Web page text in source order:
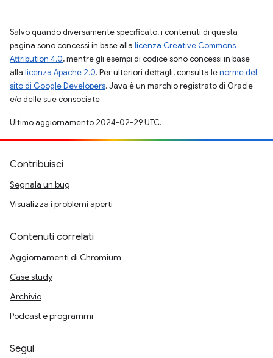
Salvo quando diversamente specificato, i contenuti di questa
pagina sono concessi in base alla licenza Creative Commons
Attribution 4.0, mentre gli esempi di codice sono concessi in base
alla licenza Apache 2.0. Per ulteriori dettagli, consulta lenorme del
sito di Google Developers. Java è un marchio registrato di Oracle
e/o delle sue consociate.
Ultimo aggiornamento 2024-02-29 UTC.
Contribuisci
Segnala un bug
Visualizza i problemi aperti
Contenuti correlati
Aggiornamenti di Chromium
Case study
Archivio
Podcast e programmi
Segui